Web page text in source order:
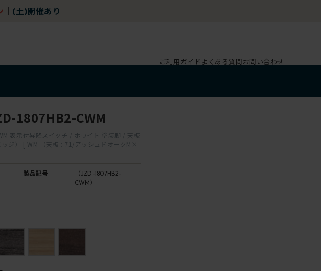
(土)開催あり
ご利用ガイド よくある質問お問い合わせ
1807HB2-CWM
表示付昇降スイッチ / ホワイト 塗装脚 / 天板
ジ） [ WM （天板 : 71/アッシュドオークM×
製品記号
（JZD-1807HB2-
CWM）